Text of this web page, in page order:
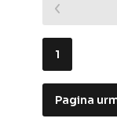
1
Pagina